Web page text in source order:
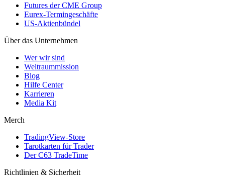
Futures der CME Group
Eurex-Termingeschäfte
US-Aktienbündel
Über das Unternehmen
Wer wir sind
Weltraummission
Blog
Hilfe Center
Karrieren
Media Kit
Merch
TradingView-Store
Tarotkarten für Trader
Der C63 TradeTime
Richtlinien & Sicherheit